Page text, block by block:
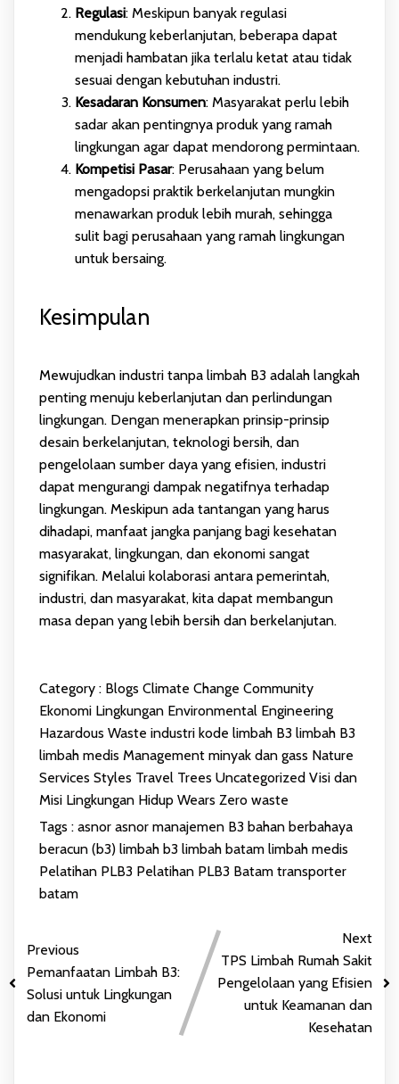
Regulasi: Meskipun banyak regulasi
mendukung keberlanjutan, beberapa dapat
menjadi hambatan jika terlalu ketat atau tidak
sesuai dengan kebutuhan industri.
Kesadaran Konsumen: Masyarakat perlu lebih
sadar akan pentingnya produk yang ramah
lingkungan agar dapat mendorong permintaan.
Kompetisi Pasar: Perusahaan yang belum
mengadopsi praktik berkelanjutan mungkin
menawarkan produk lebih murah, sehingga
sulit bagi perusahaan yang ramah lingkungan
untuk bersaing.
Kesimpulan
Mewujudkan industri tanpa limbah B3 adalah langkah
penting menuju keberlanjutan dan perlindungan
lingkungan. Dengan menerapkan prinsip-prinsip
desain berkelanjutan, teknologi bersih, dan
pengelolaan sumber daya yang efisien, industri
dapat mengurangi dampak negatifnya terhadap
lingkungan. Meskipun ada tantangan yang harus
dihadapi, manfaat jangka panjang bagi kesehatan
masyarakat, lingkungan, dan ekonomi sangat
signifikan. Melalui kolaborasi antara pemerintah,
industri, dan masyarakat, kita dapat membangun
masa depan yang lebih bersih dan berkelanjutan.
Category : Blogs Climate Change Community
Ekonomi Lingkungan Environmental Engineering
Hazardous Waste industri kode limbah B3 limbah B3
limbah medis Management minyak dan gass Nature
Services Styles Travel Trees Uncategorized Visi dan
Misi Lingkungan Hidup Wears Zero waste
Tags : asnor asnor manajemen B3 bahan berbahaya
beracun (b3) limbah b3 limbah batam limbah medis
Pelatihan PLB3 Pelatihan PLB3 Batam transporter
batam
Previous
Pemanfaatan Limbah B3:
Solusi untuk Lingkungan
dan Ekonomi
Next
TPS Limbah Rumah Sakit
Pengelolaan yang Efisien
untuk Keamanan dan
Kesehatan